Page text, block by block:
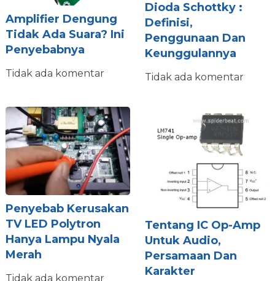
Amplifier Dengung
Tidak Ada Suara? Ini
Penyebabnya
Tidak ada komentar
Dioda Schottky :
Definisi,
Penggunaan Dan
Keunggulannya
Tidak ada komentar
Penyebab Kerusakan
TV LED Polytron
Hanya Lampu Nyala
Merah
Tidak ada komentar
Tentang IC Op-Amp
Untuk Audio,
Persamaan Dan
Karakter